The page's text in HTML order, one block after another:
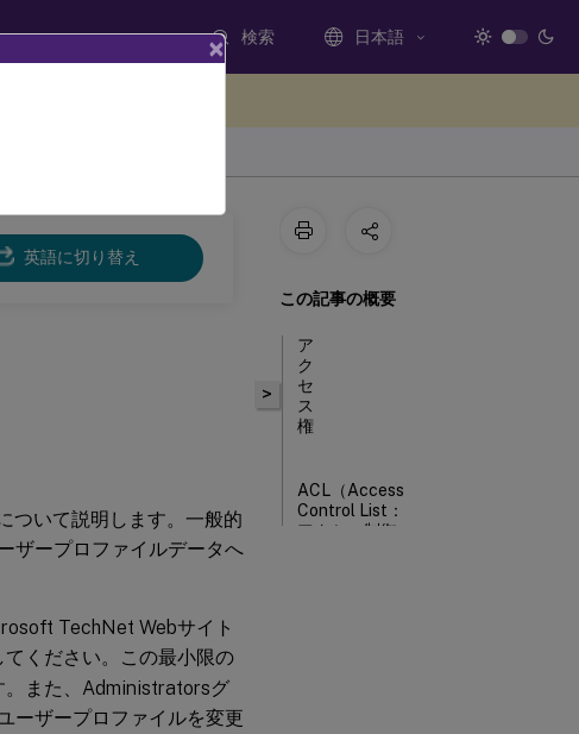
検索 日本語
英語に切り替え
ついて説明します。一般的
ザープロファイルデータへ
TechNet Webサイト
てください。この最小限の
。また、Administratorsグ
ーザープロファイルを変更
>
この記事の概要
ア
ク
セ
ス
権
ACL（Access
Control List：
アクセス制御
×